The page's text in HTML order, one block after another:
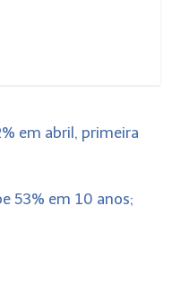
em abril, primeira
53% em 10 anos;